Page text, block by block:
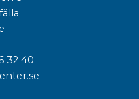
32 40